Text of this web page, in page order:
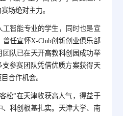
场绝对主力。
工智能专业的学生，同时也是宣
任宣怀X-Club创新创业俱乐部
团队已在天开高教科创园成功举
参赛团队凭借优质方案获得天
合作机会。
松”在天津收获高人气，得益于
科创根基扎实。天津大学、南